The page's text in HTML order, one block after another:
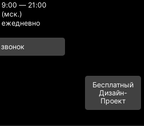
9:00 — 21:00
(мск.)
ежедневно
Бесплатный
Дизайн-
Проект